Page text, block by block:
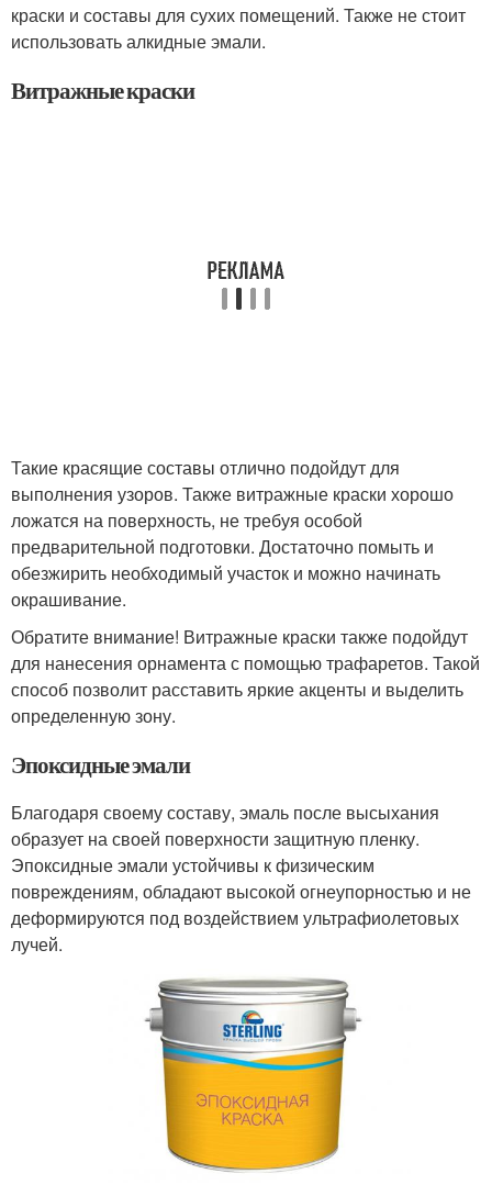
краски и составы для сухих помещений. Также не стоит
использовать алкидные эмали.
Витражные краски
Такие красящие составы отлично подойдут для
выполнения узоров. Также витражные краски хорошо
ложатся на поверхность, не требуя особой
предварительной подготовки. Достаточно помыть и
обезжирить необходимый участок и можно начинать
окрашивание.
Обратите внимание! Витражные краски также подойдут
для нанесения орнамента с помощью трафаретов. Такой
способ позволит расставить яркие акценты и выделить
определенную зону.
Эпоксидные эмали
Благодаря своему составу, эмаль после высыхания
образует на своей поверхности защитную пленку.
Эпоксидные эмали устойчивы к физическим
повреждениям, обладают высокой огнеупорностью и не
деформируются под воздействием ультрафиолетовых
лучей.